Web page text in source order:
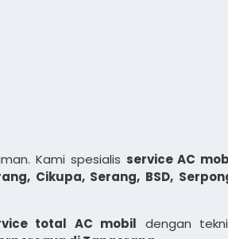
Kami spesialis service AC
Cikupa, Serang, BSD,
total AC mobil dengan